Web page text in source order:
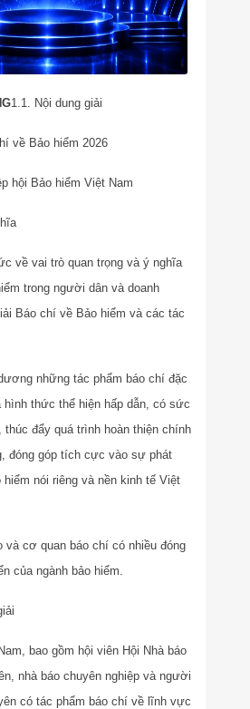
1.1. Nội dung giải
về Bảo hiểm 2026
hội Bảo hiểm Việt Nam
về vai trò quan trọng và ý nghĩa
trong người dân và doanh
Báo chí về Bảo hiểm và các tác
những tác phẩm báo chí đặc
hình thức thể hiện hấp dẫn, có sức
thúc đẩy quá trình hoàn thiện chính
đóng góp tích cực vào sự phát
hiểm nói riêng và nền kinh tế Việt
và cơ quan báo chí có nhiều đóng
của ngành bảo hiểm.
bao gồm hội viên Hội Nhà báo
nhà báo chuyên nghiệp và người
có tác phẩm báo chí về lĩnh vực